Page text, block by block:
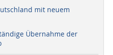
mit neuem
Übernahme der